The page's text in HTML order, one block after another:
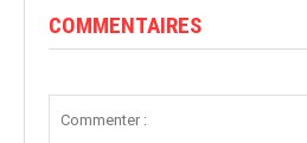
COMMENTAIRES